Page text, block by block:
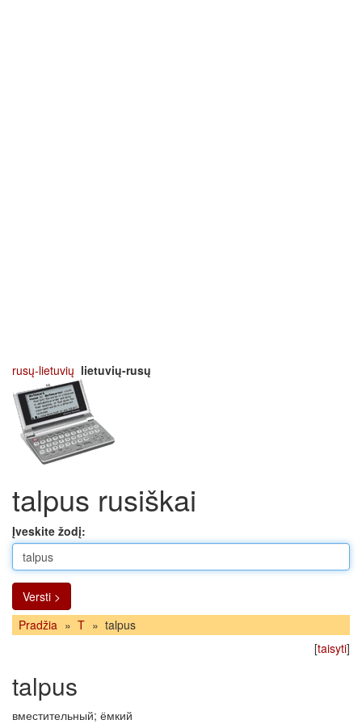
rusų-lietuvių lietuvių-rusų
talpus rusiškai
Įveskite žodį:
Versti >
Pradžia » T » talpus
[taisyti]
talpus
вместительный; ёмкий